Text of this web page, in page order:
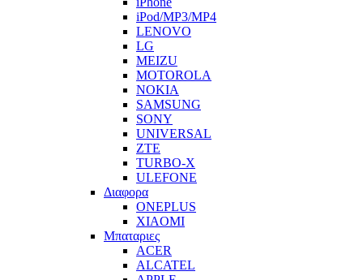
iPod/MP3/MP4
LENOVO
LG
MEIZU
MOTOROLA
NOKIA
SAMSUNG
SONY
UNIVERSAL
ZTE
TURBO-X
ULEFONE
Διαφορα
ONEPLUS
XIAOMI
Μπαταριες
ACER
ALCATEL